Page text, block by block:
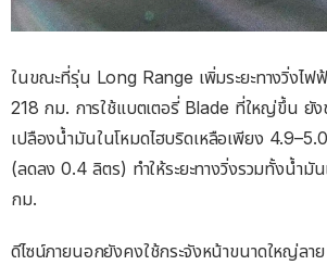
ในขณะที่รุ่น Long Range เพิ่มระยะทางวิ่งไฟ
218 กม. การใช้แบตเตอรี่ Blade ที่ใหญ่ขึ้น ยัง
เปลืองน้ำมันในโหมดไฮบริดเหลือเพียง
(ลดลง 0.4 ลิตร) ทำให้ระยะทางวิ่งรวมทั้งน้ำมั
กม.
ดีไซน์ภายนอกยังคงใช้กระจังหน้าขนาดใหญ่ล